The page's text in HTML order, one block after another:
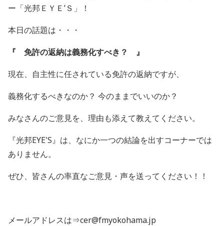
ー「光邦ＥＹＥ’Ｓ」！
本日の話題は・・・
『 免許の返納は義務化すべき？
』
現在、自主性に任されている免許の返納ですが、
義務化するべきなのか？ 今のままでいいのか？
みなさんのご意見を、理由も添えて教えてください。
『光邦EYE'S』は、なにか一つの結論を出すコーナーでは
ありません。
ぜひ、皆さんの率直なご意見・声を送ってください！！
メールアドレスは⇒cer@fmyokohama.jp